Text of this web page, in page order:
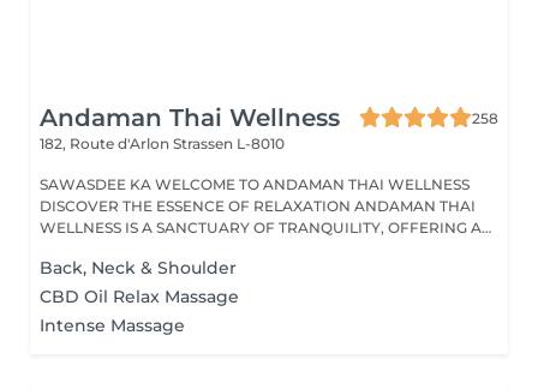
Andaman Thai Wellness
258
182, Route d'Arlon Strassen L-8010
SAWASDEE KA WELCOME TO ANDAMAN THAI WELLNESS
DISCOVER THE ESSENCE OF RELAXATION ANDAMAN THAI
WELLNESS IS A SANCTUARY OF TRANQUILITY, OFFERING A
Back, Neck & Shoulder
CBD Oil Relax Massage
Intense Massage